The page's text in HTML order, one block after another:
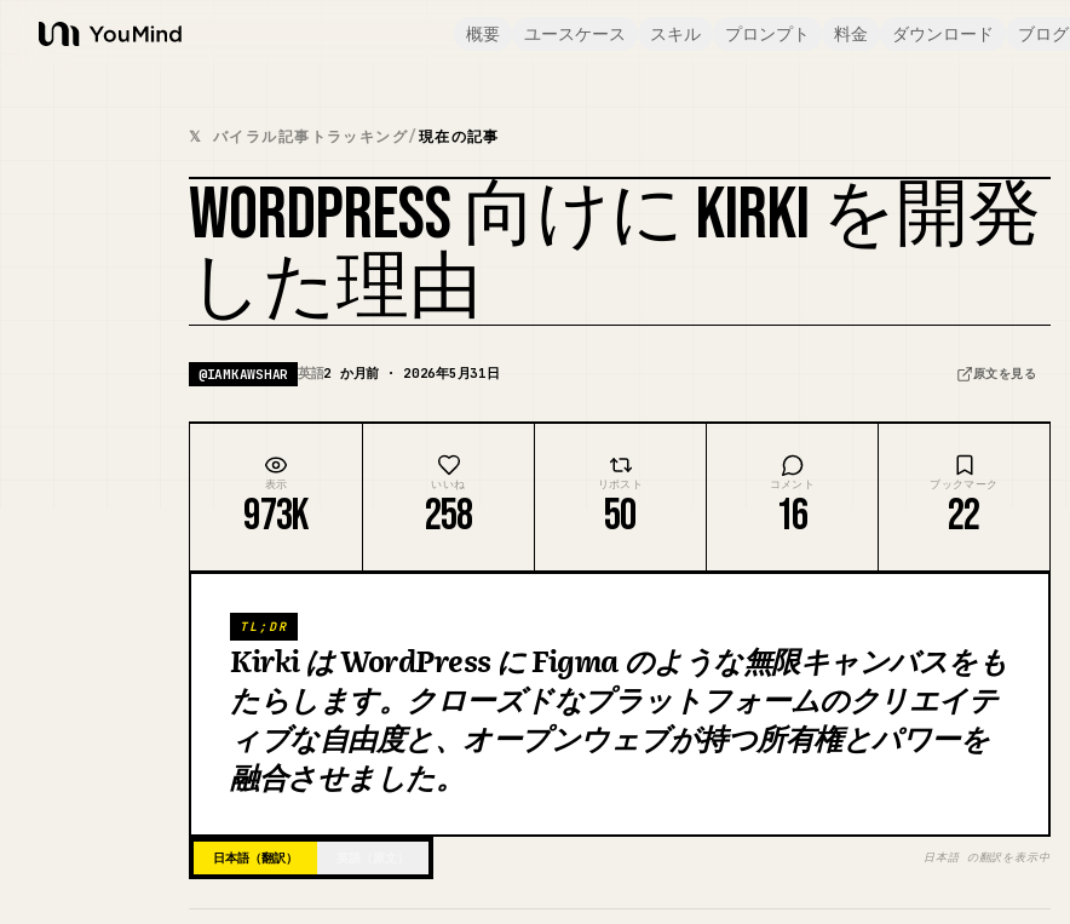
YouMind
概要 ユースケース スキル プロンプト 料金 ダウンロード ブログ
𝕏 バイラル記事トラッキング/現在の記事
WORDPRESS 向けに KIRKI を開発
した理由
@IAMKAWSHAR 英語2 か月前 · 2026年5月31日 原文を見る
表示
973K
いいね
258
リポスト
50
コメント
16
ブックマーク
22
TL;DR
Kirki は WordPress に Figma のような無限キャンバスをも
たらします。クローズドなプラットフォームのクリエイテ
ィブな自由度と、オープンウェブが持つ所有権とパワーを
融合させました。
日本語（翻訳） 日本語 の翻訳を表示中